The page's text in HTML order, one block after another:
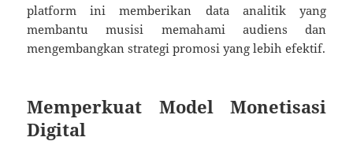
platform ini memberikan data analitik yang
membantu musisi memahami audiens dan
mengembangkan strategi promosi yang lebih efektif.
Memperkuat Model Monetisasi
Digital